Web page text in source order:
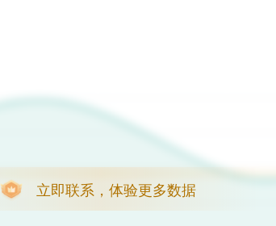
立即联系，体验更多数据